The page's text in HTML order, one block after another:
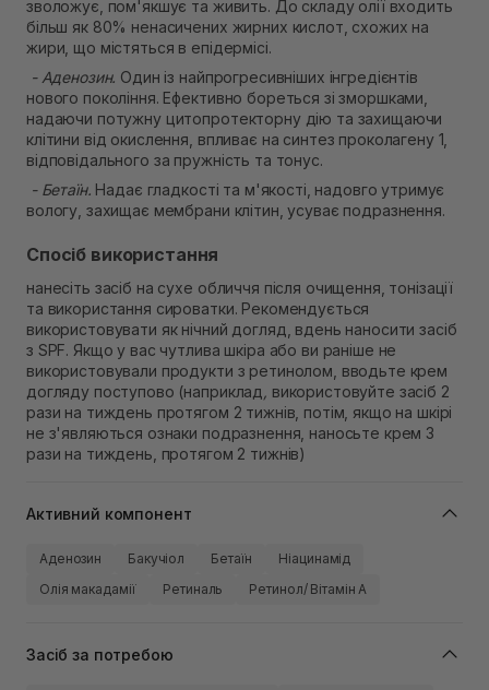
зволожує, пом'якшує та живить. До складу олії входить
більш як 80% ненасичених жирних кислот, схожих на
жири, що містяться в епідермісі.
- Аденозин. Один із найпрогресивніших інгредієнтів
нового покоління. Ефективно бореться зі зморшками,
надаючи потужну цитопротекторну дію та захищаючи
клітини від окислення, впливає на синтез проколагену 1,
відповідального за пружність та тонус.
- Бетаїн. Надає гладкості та м'якості, надовго утримує
вологу, захищає мембрани клітин, усуває подразнення.
Спосіб використання
нанесіть засіб на сухе обличчя після очищення, тонізації
та використання сироватки. Рекомендується
використовувати як нічний догляд, вдень наносити засіб
з SPF. Якщо у вас чутлива шкіра або ви раніше не
використовували продукти з ретинолом, вводьте крем
догляду поступово (наприклад , використовуйте засіб 2
рази на тиждень протягом 2 тижнів, потім, якщо на шкірі
не з'являються ознаки подразнення, наносьте крем 3
рази на тиждень, протягом 2 тижнів)
Активний компонент
Аденозин Бакучіол Бетаїн
Ніацинамід
Олія макадамії
Ретиналь Ретинол/ Вітамін А
Засіб за потребою